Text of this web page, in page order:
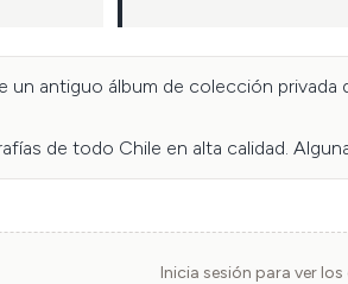
antiguo álbum de colección
de todo Chile en alta calidad.
Inicia sesión para ver